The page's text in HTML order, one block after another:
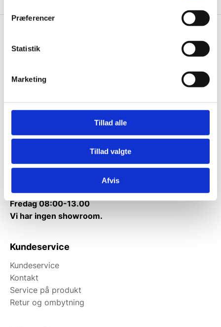
Præferencer
Statistik
Marketing
Tillad alle
Tillad valgte
Afvis
7430 Ikast
Telefon træffetid:
Mandag til torsdag: 10:00 – 14:00.
man-torsdag fra 08:00-16:00.
Fredag 08:00-13.00
Vi har ingen showroom.
Kundeservice
Kundeservice
Kontakt
Service på produkt
Retur og ombytning